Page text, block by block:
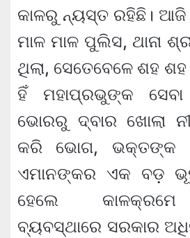
କାଳରୁ ନ୍ୟସ୍ତ ରହିଛି।
ମା​ଳ ମାଳ ପୁଲିସ, ଥାନା
ଥିଲା, ସେତେବେଳେ ଶହ ଶହ
ହିଁ ମହାପ୍ରଭୁଙ୍କ
ଭୋରରୁ ଦ୍ବାର ଖୋଲା
କରି ଭୋଗ, ଭକ୍ତଙ୍କ
ଏମାନଙ୍କର ଏକ ବଡ଼
ହେଲେ
ବ୍ୟବସ୍ଥାରେ ସରକାର